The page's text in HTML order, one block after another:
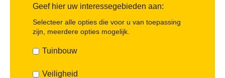
Geef hier uw interessegebieden aan:
Selecteer alle opties die voor u van toepassing
zijn, meerdere opties mogelijk.
Tuinbouw
Veiligheid